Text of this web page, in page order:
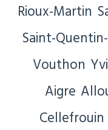
Rioux-Martin
Saint-
Vouthon
Aigre
Cellefrouin